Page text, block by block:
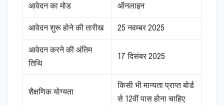
आवेदन का मोड ऑनलाइन
आवेदन शुरू होने की तारीख 25 नवम्बर 2025
आवेदन करने की अंतिम
तिथि
17 दिसंबर 2025
शैक्षणिक योग्यता
किसी भी मान्यता प्राप्त बोर्ड
से 12वीं पास होना चाहिए